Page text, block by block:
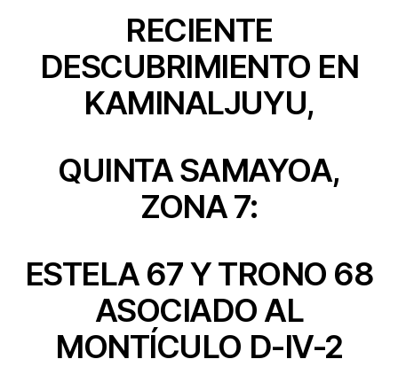
RECIENTE
DESCUBRIMIENTO EN
KAMINALJUYU,
QUINTA SAMAYOA,
ZONA 7:
ESTELA 67 Y TRONO 68
ASOCIADO AL
MONTÍCULO D-IV-2